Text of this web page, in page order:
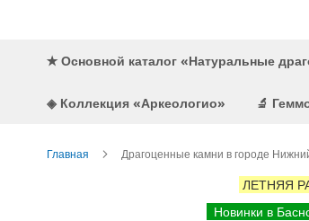
✭ Основной каталог «Натуральные
◈ Коллекция «Аркеологио» 🔬
Главная Драгоценные камни в городе
ЛЕТНЯЯ
Новинки в